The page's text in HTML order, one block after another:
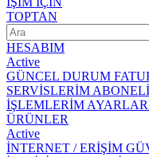
TOPTAN
HESABIM
Active
GÜNCEL DURUM
SERVİSLERİM
İŞLEMLERİM
ÜRÜNLER
Active
İNTERNET / ERİŞİM